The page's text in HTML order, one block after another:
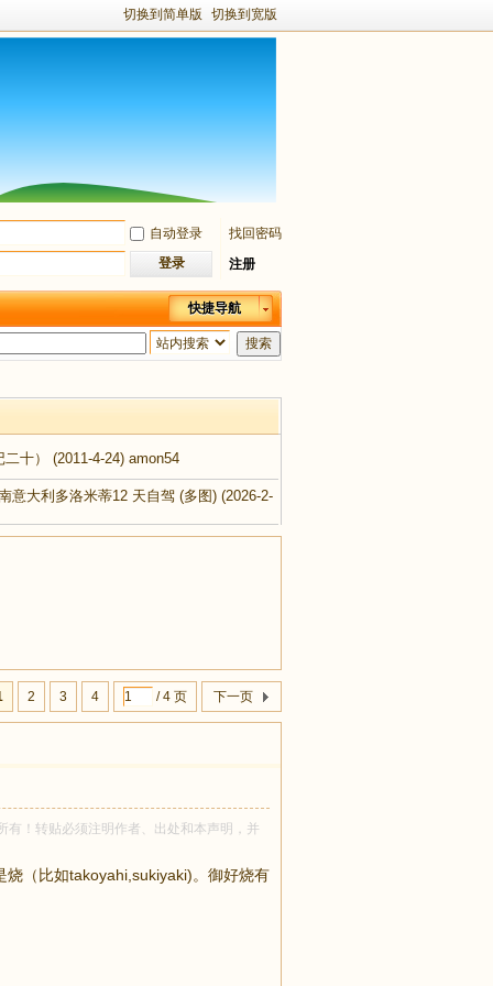
切换到简单版 切换到宽版
自动登录
找回密码
登录
注册
快捷导航
搜索
十） (2011-4-24) amon54
意大利多洛米蒂12 天自驾 (多图) (2026-2-
2 3 4 / 4 页 下一页
！转贴必须注明作者、出处和本声明，并
（比如takoyahi,sukiyaki)。御好烧有